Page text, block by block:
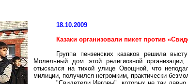
18.10.2009
Казаки организовали пикет против
Группа пензенских казаков решила
Молельный дом этой религиозной
отыскался на тихой улице Овощной, что
милиции, получился негромким, практически